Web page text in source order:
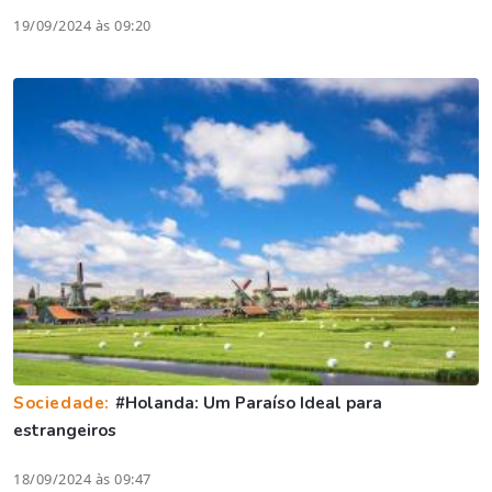
19/09/2024 às 09:20
Sociedade: #Holanda: Um Paraíso Ideal para
estrangeiros
18/09/2024 às 09:47